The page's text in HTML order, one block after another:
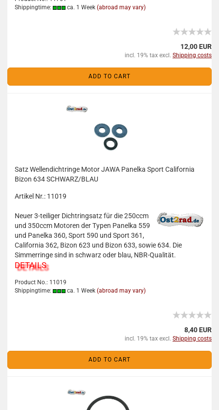
Shippingtime:
ca. 1 Week (abroad may vary)
12,00 EUR
incl. 19% tax excl. Shipping costs
ADD TO CART
Satz Wellendichtringe Motor JAWA Panelka Sport California
Bizon 634 SCHWARZ/BLAU
Artikel Nr.: 11019
Neuer 3-teiliger Dichtringsatz für die 250ccm
und 350ccm Motoren der Typen Panelka 559
und Panelka 360, Sport 590 und Sport 361,
California 362, Bizon 623 und Bizon 633, sowie 634. Die
Simmerringe sind in schwarz oder blau, NBR-Qualität.
DETAILS
Product No.: 11019
Shippingtime:
ca. 1 Week (abroad may vary)
8,40 EUR
incl. 19% tax excl. Shipping costs
ADD TO CART